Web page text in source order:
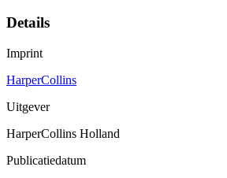
Details
Imprint
HarperCollins
Uitgever
HarperCollins Holland
Publicatiedatum